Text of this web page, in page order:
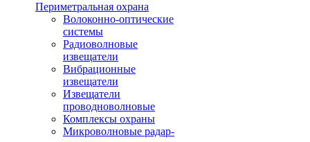
Периметральная охрана
Волоконно-оптические
системы
Радиоволновые
извещатели
Вибрационные
извещатели
Извещатели
проводноволновые
Комплексы охраны
Микроволновые радар-